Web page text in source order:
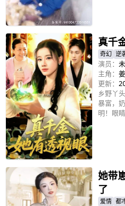
真千
奇幻 逆
演员：
主角：
更新：
乡野丫
暴富，
明！眼
她带
了
爱情 都